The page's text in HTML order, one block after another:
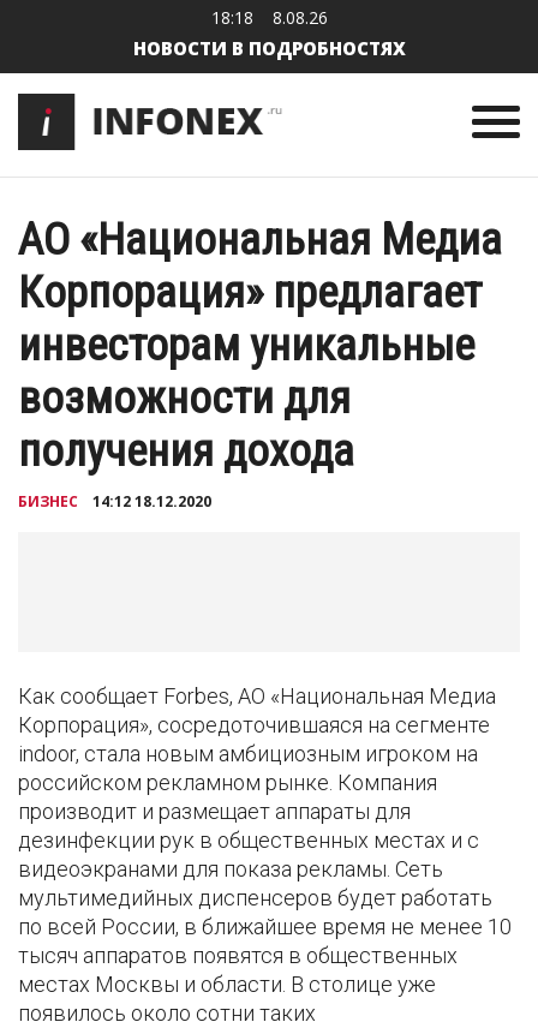
18:18 8.08.26
НОВОСТИ В ПОДРОБНОСТЯХ
АО «Национальная Медиа
Корпорация» предлагает
инвесторам уникальные
возможности для
получения дохода
БИЗНЕС 14:12 18.12.2020
Как сообщает Forbes, АО «Национальная Медиа
Корпорация», сосредоточившаяся на сегменте
indoor, стала новым амбициозным игроком на
российском рекламном рынке. Компания
производит и размещает аппараты для
дезинфекции рук в общественных местах и с
видеоэкранами для показа рекламы. Сеть
мультимедийных диспенсеров будет работать
по всей России, в ближайшее время не менее 10
тысяч аппаратов появятся в общественных
местах Москвы и области. В столице уже
появилось около сотни таких